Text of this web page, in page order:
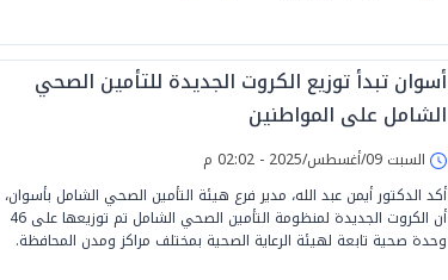
أسوان تبدأ توزيع الكروت الجديدة للتأمين الصحي
الشامل على المواطنين
السبت 09/أغسطس/2025 - 02:02 م
أكد الدكتور أيمن عبد الله، مدير فرع هيئة التأمين الصحي الشامل بأسوان،
أن الكروت الجديدة لمنظومة التأمين الصحي الشامل تم توزيعها على 46
وحدة صحية تابعة لهيئة الرعاية الصحية بمختلف مراكز ومدن المحافظة.